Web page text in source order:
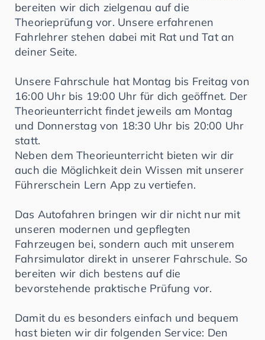
bereiten wir dich zielgenau auf die
Theorieprüfung vor. Unsere erfahrenen
Fahrlehrer stehen dabei mit Rat und Tat an
deiner Seite.
Unsere Fahrschule hat Montag bis Freitag von
16:00 Uhr bis 19:00 Uhr für dich geöffnet. Der
Theorieunterricht findet jeweils am Montag
und Donnerstag von 18:30 Uhr bis 20:00 Uhr
statt.
Neben dem Theorieunterricht bieten wir dir
auch die Möglichkeit dein Wissen mit unserer
Führerschein Lern App zu vertiefen.
Das Autofahren bringen wir dir nicht nur mit
unseren modernen und gepflegten
Fahrzeugen bei, sondern auch mit unserem
Fahrsimulator direkt in unserer Fahrschule. So
bereiten wir dich bestens auf die
bevorstehende praktische Prüfung vor.
Damit du es besonders einfach und bequem
hast bieten wir dir folgenden Service: Den